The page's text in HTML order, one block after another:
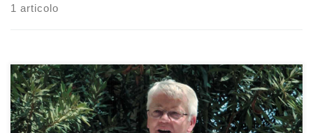
1 articolo
Queste parole di don Gabriele sono particolarmente adatte a farci